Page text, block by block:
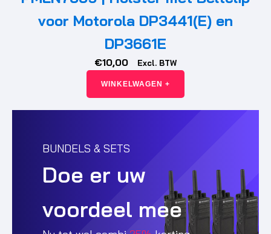
voor Motorola DP3441(E) en
DP3661E
€10,00 Excl. BTW
WINKELWAGEN +
BUNDELS & SETS
Doe er uw
voordeel mee